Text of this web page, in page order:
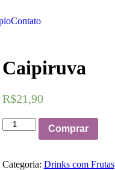
Contato
Caipiruva
R$21,90
Caipiruva
quantidade
Comprar
Categoria: Drinks com Frutas